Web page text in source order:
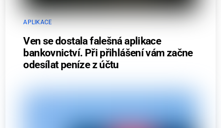
APLIKACE
Ven se dostala falešná aplikace
bankovnictví. Při přihlášení vám začne
odesílat peníze z účtu